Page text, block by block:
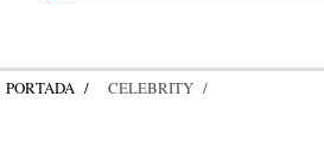
PORTADA CELEBRITY